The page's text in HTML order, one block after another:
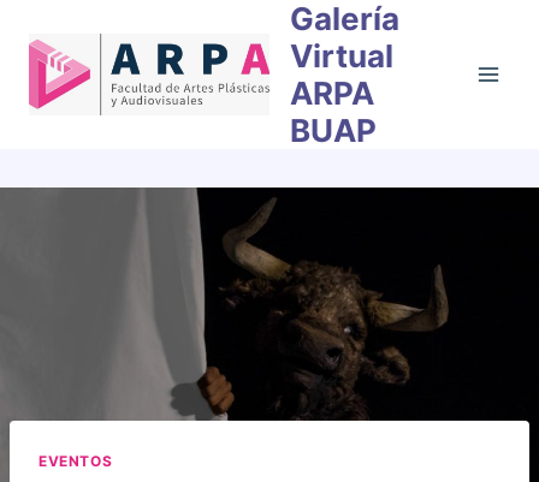
content
Galería
Virtual
ARPA
BUAP
EVENTOS